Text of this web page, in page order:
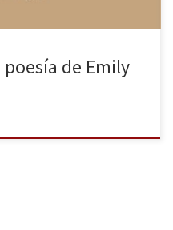
de Emily